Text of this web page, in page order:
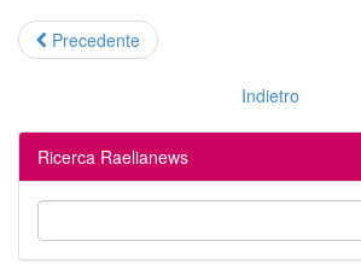
Precedente
Indietro
Ricerca Raelianews